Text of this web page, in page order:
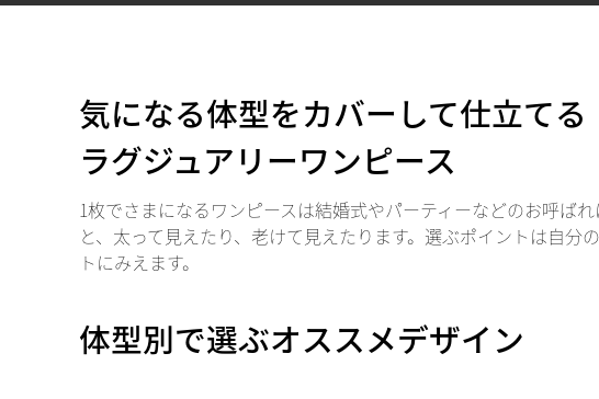
気になる体型をカバーして仕立てる
ラグジュアリーワンピース
1枚でさまになるワンピースは結婚式やパーティーなどのお呼ば
と、太って見えたり、老けて見えたります。選ぶポイントは自
トにみえます。
体型別で選ぶオススメデザイン